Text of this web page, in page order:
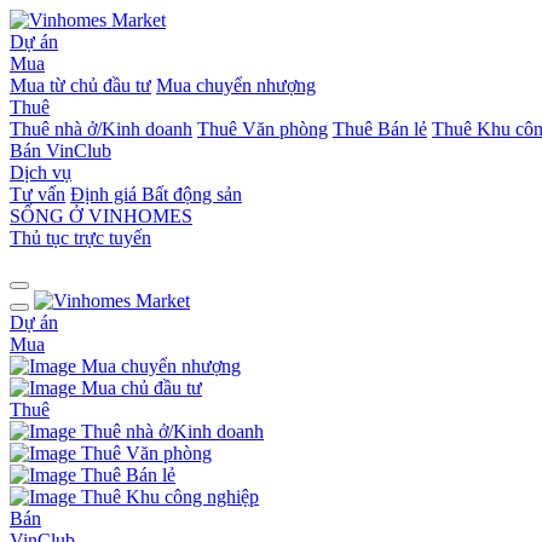
Dự án
Mua
Mua từ chủ đầu tư Mua chuyển nhượng
Thuê
Thuê nhà ở/Kinh doanh Thuê Văn phòng Thuê Bán lẻ Thuê Khu
Bán VinClub
Dịch vụ
Tư vấn Định giá Bất động sản
SỐNG Ở VINHOMES
Thủ tục trực tuyến
Dự án
Mua
Mua chuyển nhượng
Mua chủ đầu tư
Thuê
Thuê nhà ở/Kinh doanh
Thuê Văn phòng
Thuê Bán lẻ
Thuê Khu công nghiệp
Bán